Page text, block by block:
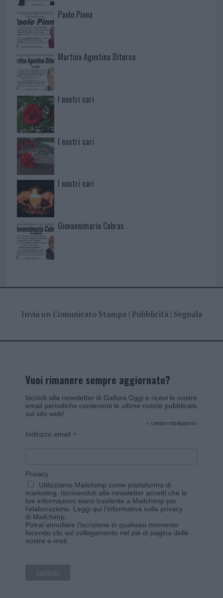
Paolo Pinna
Martina Agostina Diturco
I nostri cari
I nostri cari
I nostri cari
Giovannimaria Cabras
Invia un Comunicato Stampa| Pubblicità| Segnala
Vuoi rimanere sempre aggiornato?
Iscriviti alla newsletter di Gallura Oggi e ricevi le nostre
email periodiche contenenti le ultime notizie pubblicate
sul sito web!
* campo obbligatorio
Indirizzo email *
Privacy
Utilizziamo Mailchimp come piattaforma di
marketing. Iscrivendoti alla newsletter accetti che le
tue informazioni siano trasferite a Mailchimp per
l'elaborazione. Leggi qui l'informativa sulla privacy
di Mailchimp
Potrai annullare l'iscrizione in qualsiasi momento
facendo clic sul collegamento nel piè di pagina delle
nostre e-mail.